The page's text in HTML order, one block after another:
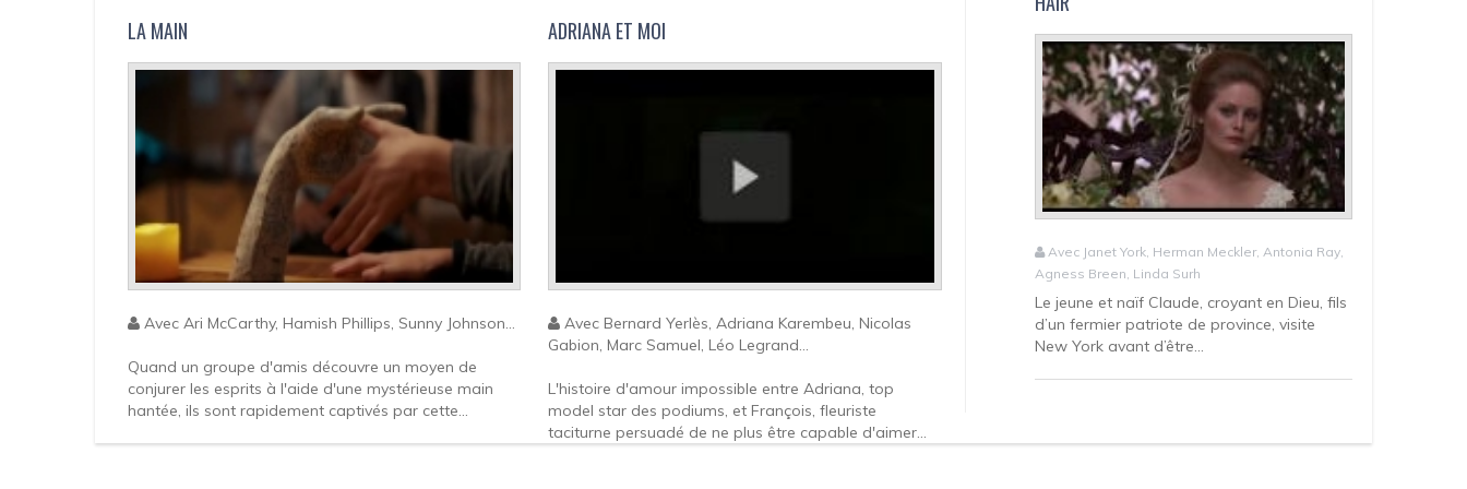
LA MAIN
Avec Ari McCarthy, Hamish Phillips, Sunny Johnson...
Quand un groupe d'amis découvre un moyen de
conjurer les esprits à l'aide d'une mystérieuse main
hantée, ils sont rapidement captivés par cette...
ADRIANA ET MOI
Avec Bernard Yerlès, Adriana Karembeu, Nicolas
Gabion, Marc Samuel, Léo Legrand...
L'histoire d'amour impossible entre Adriana, top
model star des podiums, et François, fleuriste
taciturne persuadé de ne plus être capable d'aimer...
Avec Janet York, Herman Meckler, Antonia Ray,
Agness Breen, Linda Surh
Le jeune et naïf Claude, croyant en Dieu, fils
d’un fermier patriote de province, visite
New York avant d’être...